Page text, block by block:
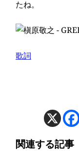
たね。
歌詞
関連する記事